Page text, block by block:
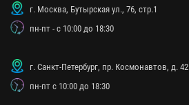
г. Москва, Бутырская ул., 76, стр.1
пн-пт - с 10:00 до 18:30
г. Санкт-Петербург, пр. Космонавтов, д. 42
пн-пт с 10:00 до 18:30